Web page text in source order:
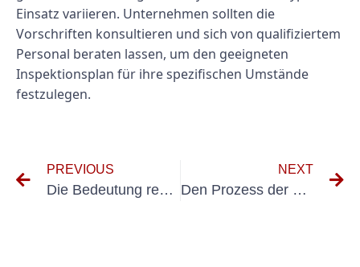
Einsatz variieren. Unternehmen sollten die
Vorschriften konsultieren und sich von qualifiziertem
Personal beraten lassen, um den geeigneten
Inspektionsplan für ihre spezifischen Umstände
festzulegen.
PREVIOUS
Die Bedeutung regelmäßiger Inspektionen elektrischer Anlagen: Ein Leitfaden zur wiederkehrenden Überprüfung elektrischer Anlagen
NEXT
Den Prozess der Erstprüfung für Elektrogeräte verstehen